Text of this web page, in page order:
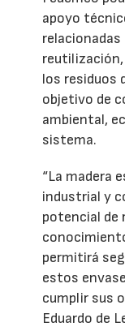
apoyo
los residuos
objetivo de
ambiental,
sistema.
“La madera
industrial y
potencial de
permitirá
estos
cumplir sus
Eduardo de